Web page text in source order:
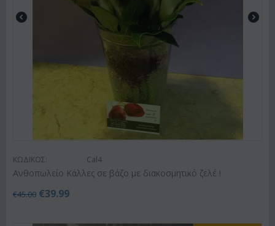
ΚΩΔΙΚΟΣ: Cal4
Ανθοπωλείο Κάλλες σε βάζο με διακοσμητικό ζελέ !
€45.00 €39.99